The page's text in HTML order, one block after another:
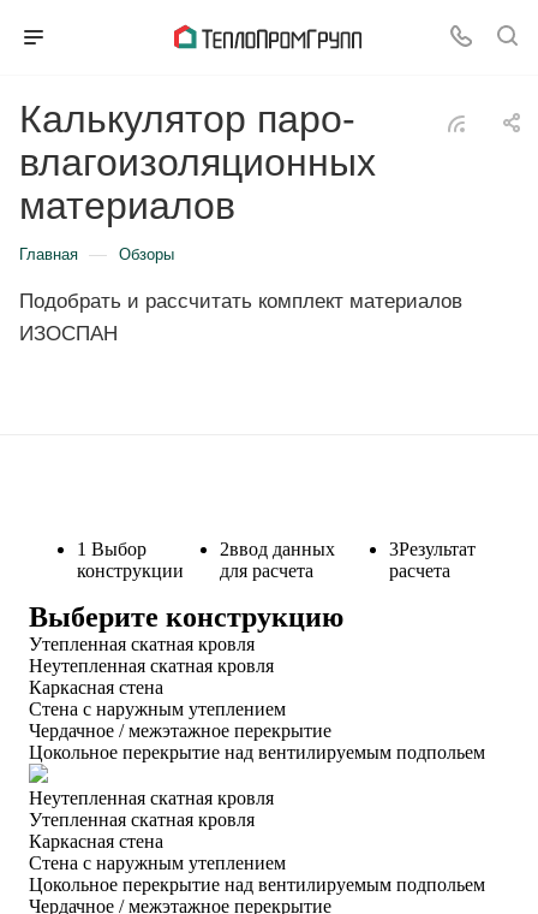
Калькулятор паро-
влагоизоляционных
материалов
Главная — Обзоры
Подобрать и рассчитать комплект материалов
ИЗОСПАН